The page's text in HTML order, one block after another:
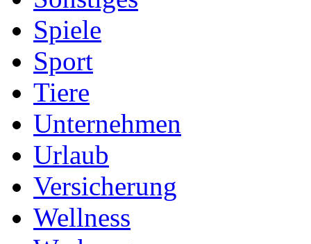
Spiele
Sport
Tiere
Unternehmen
Urlaub
Versicherung
Wellness